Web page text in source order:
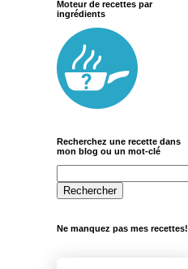
Moteur de recettes par
ingrédients
Recherchez une recette dans
mon blog ou un mot-clé
Ne manquez pas mes recettes!